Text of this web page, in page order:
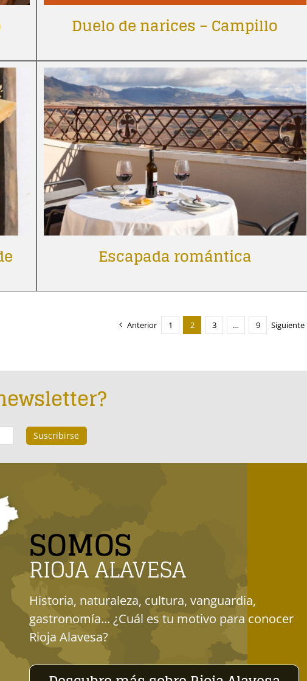
Duelo de narices – Campillo
Escapada romántica
Anterior 1 2 3 … 9 Siguiente
SOMOS
RIOJA ALAVESA
Historia, naturaleza, cultura, vanguardia,
gastronomía... ¿Cuál es tu motivo para conocer
Rioja Alavesa?